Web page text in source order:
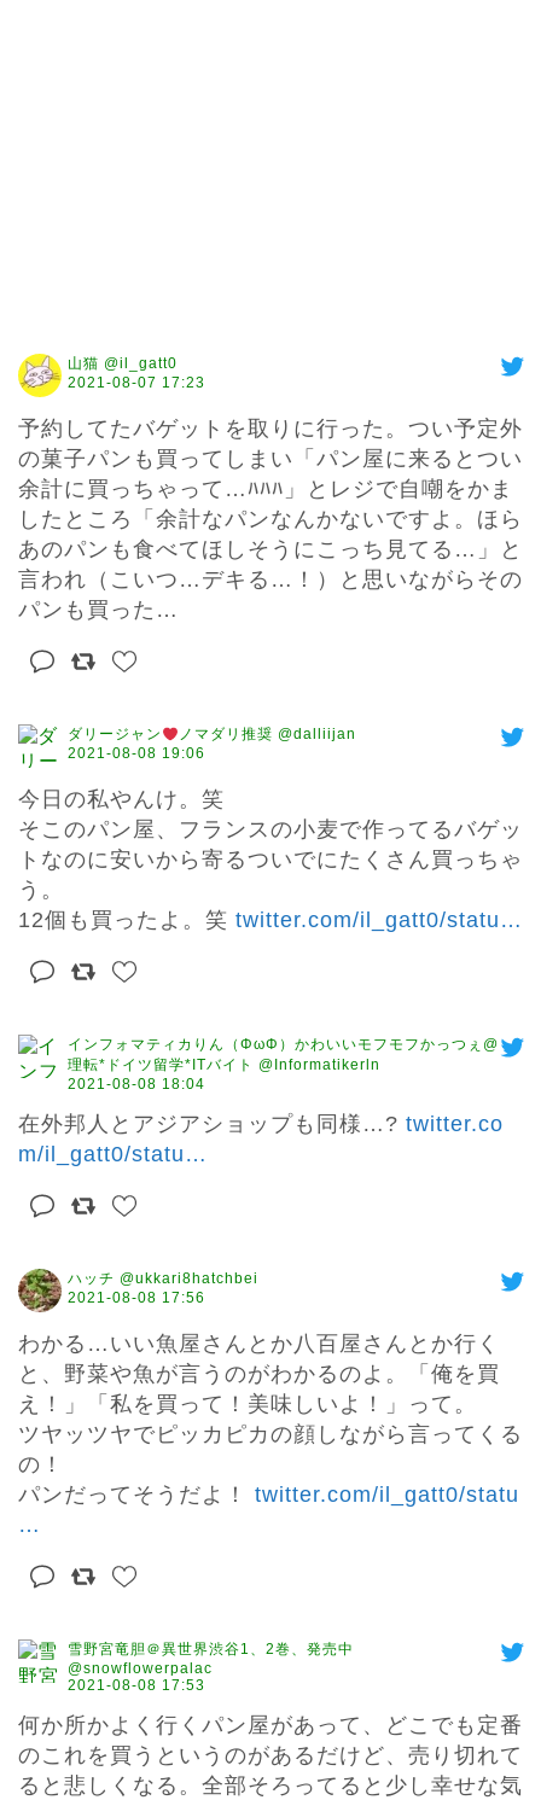
山猫 @il_gatt0
2021-08-07 17:23
予約してたバゲットを取りに行った。つい予定外
の菓子パンも買ってしまい「パン屋に来るとつい
余計に買っちゃって…ﾊﾊﾊ」とレジで自嘲をかま
したところ「余計なパンなんかないですよ。ほら
あのパンも食べてほしそうにこっち見てる…」と
言われ（こいつ…デキる…！）と思いながらその
パンも買った…
ダリージャン
ノマダリ推奨 @dalliijan
2021-08-08 19:06
今日の私やんけ。笑
そこのパン屋、フランスの小麦で作ってるバゲッ
トなのに安いから寄るついでにたくさん買っちゃ
う。
12個も買ったよ。笑 twitter.com/il_gatt0/statu …
インフォマティカりん（ΦωΦ）かわいいモフモフかっつぇ@
理転*ドイツ留学*ITバイト @Informatikerln
2021-08-08 18:04
在外邦人とアジアショップも同様…? twitter.co
m/il_gatt0/statu …
ハッチ @ukkari8hatchbei
2021-08-08 17:56
わかる…いい魚屋さんとか八百屋さんとか行く
と、野菜や魚が言うのがわかるのよ。「俺を買
え！」「私を買って！美味しいよ！」って。
ツヤッツヤでピッカピカの顔しながら言ってくる
の！
パンだってそうだよ！ twitter.com/il_gatt0/statu
…
雪野宮竜胆＠異世界渋谷1、2巻、発売中
@snowflowerpalac
2021-08-08 17:53
何か所かよく行くパン屋があって、どこでも定番
のこれを買うというのがあるだけど、売り切れて
ると悲しくなる。全部そろってると少し幸せな気